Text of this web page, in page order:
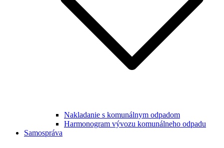
Nakladanie s komunálnym odpadom
Harmonogram vývozu komunálneho odpadu
Samospráva